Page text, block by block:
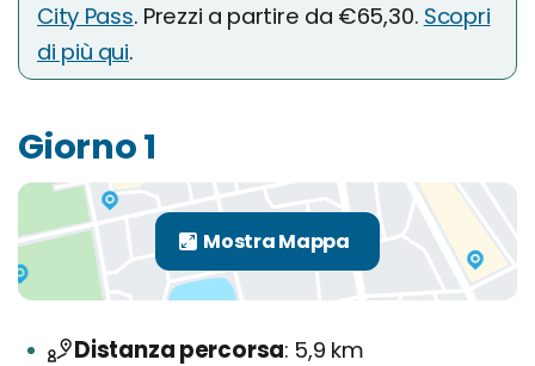
City Pass. Prezzi a partire da €65,30. Scopri
di più qui.
Giorno 1
Distanza percorsa 5,9 km